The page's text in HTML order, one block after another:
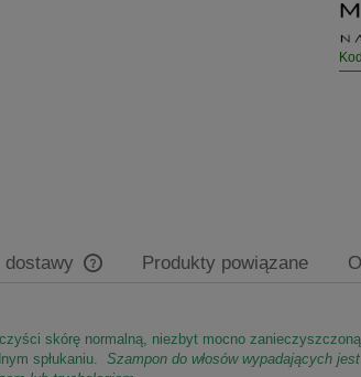
dostawy
płatności
Produkty powiązane
skórę normalną, niezbyt mocno
spłukaniu.
Szampon do włosów wypadających